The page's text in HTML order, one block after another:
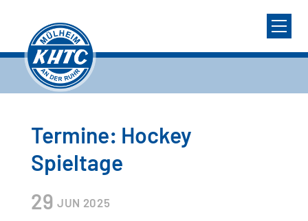
Termine: Hockey
Spieltage
29 JUN 2025